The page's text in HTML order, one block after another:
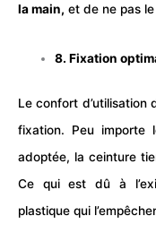
la main, et de ne pas
8. Fixation
Le confort d’utilisation
fixation. Peu importe
adoptée, la ceinture
Ce qui est dû à
plastique qui